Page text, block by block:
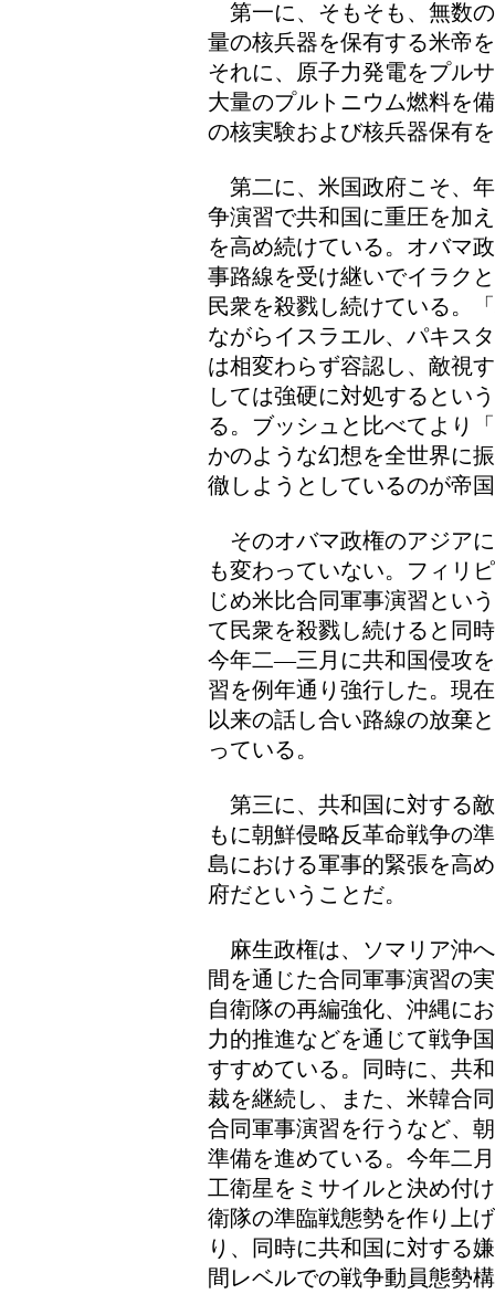
第一に、そもそも、無数
量の核兵器を保有する米帝
それに、原子力発電をプル
大量のプルトニウム燃料を
の核実験および核兵器保有
第二に、米国政府こそ、
争演習で共和国に重圧を加
を高め続けている。オバマ
事路線を受け継いでイラク
民衆を殺戮し続けている。
ながらイスラエル、パキス
は相変わらず容認し、敵視
しては強硬に対処するとい
る。ブッシュと比べてより
かのような幻想を全世界に
徹しようとしているのが帝
そのオバマ政権のアジア
も変わっていない。フィリ
じめ米比合同軍事演習とい
て民衆を殺戮し続けると同
今年二―三月に共和国侵攻
習を例年通り強行した。現
以来の話し合い路線の放棄
っている。
第三に、共和国に対する
もに朝鮮侵略反革命戦争の
島における軍事的緊張を高
府だということだ。
麻生政権は、ソマリア沖
間を通じた合同軍事演習の
自衛隊の再編強化、沖縄に
力的推進などを通じて戦争
すすめている。同時に、共
裁を継続し、また、米韓合
合同軍事演習を行うなど、
準備を進めている。今年二
工衛星をミサイルと決め付
衛隊の準臨戦態勢を作り上
り、同時に共和国に対する
間レベルでの戦争動員態勢